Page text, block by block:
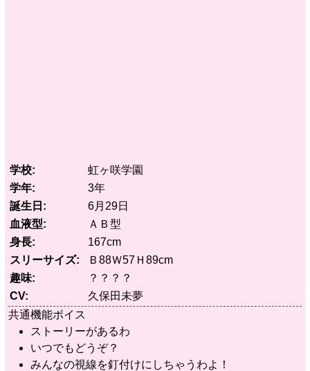
学校
虹ヶ咲学園
学年
3年
誕生日
6月29日
血液型
ＡＢ型
身長
167cm
スリーサイズ
Ｂ88Ｗ57Ｈ89cm
趣味
？？？？
CV
久保田未夢
共通機能ボイス
ストーリーがあるわ
いつでもどうぞ？
みんなの視線を釘付けにしちゃうわよ！